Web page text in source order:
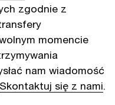
zgodnie z
momencie
nam wiadomość
Skontaktuj się z nami.